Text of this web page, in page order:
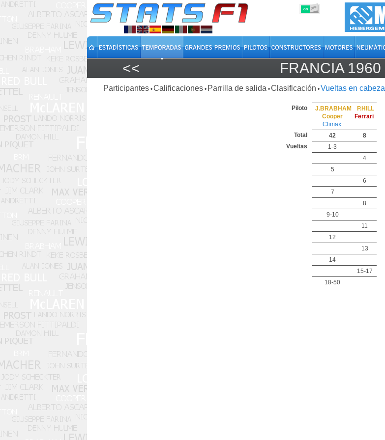
ON OFF
<< FRANCIA 1960
Participantes •Calificaciones • Parrilla de salida •Clasificación •Vueltas en cabeza
Piloto
J.BRABHAM
Cooper
Climax
P.HILL
Ferrari
Total 42
8
Vueltas
1-3
4
5
6
7
8
9-10
11
12
13
14
15-17
18-50